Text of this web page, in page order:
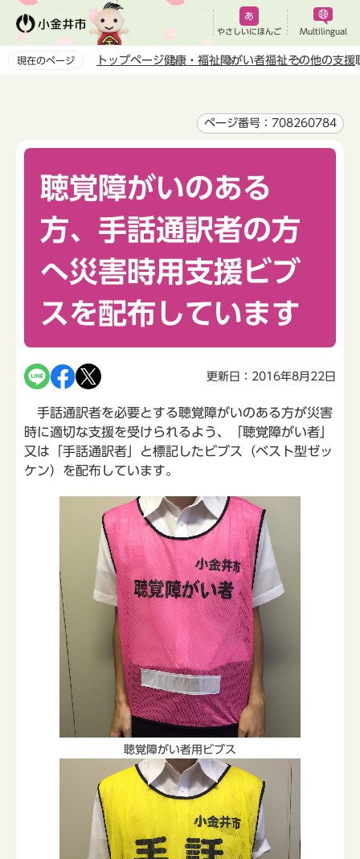
ペ
やさしいにほんご Multilingual
現在のページ トップページ健康・福祉 障がい者福祉その他の支援
ページ番号：708260784
聴覚障がいのある
方、手話通訳者の方
へ災害時用支援ビブ
スを配布しています
更新日：2016年8月22日
手話通訳者を必要とする聴覚障がいのある方が災害
時に適切な支援を受けられるよう、「聴覚障がい者」
又は「手話通訳者」と標記したビブス（ベスト型ゼッ
ケン）を配布しています。
聴覚障がい者用ビブス